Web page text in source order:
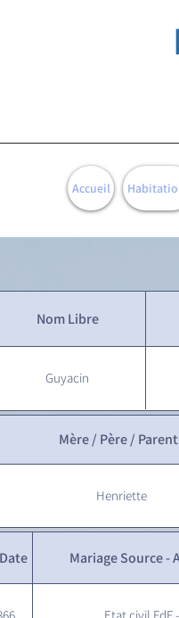
Accueil
Nom Libre
Guyacin
Mère / Père /
Henriette
Mariage Source -